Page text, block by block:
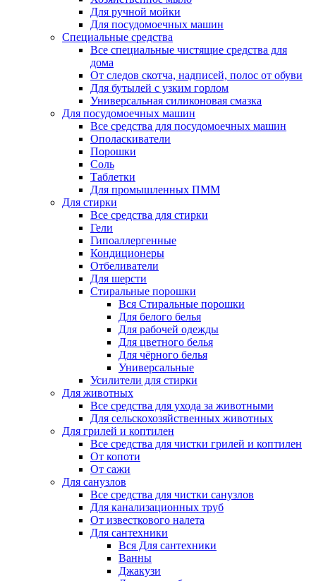
Для ручной мойки
Для посудомоечных машин
Специальные средства
Все специальные чистящие средства для
дома
От следов скотча, надписей, полос от обуви
Для бутылей с узким горлом
Универсальная силиконовая смазка
Для посудомоечных машин
Все средства для посудомоечных машин
Ополаскиватели
Порошки
Соль
Таблетки
Для промышленных ПММ
Для стирки
Все средства для стирки
Гели
Гипоаллергенные
Кондиционеры
Отбеливатели
Для шерсти
Стиральные порошки
Вся Стиральные порошки
Для белого белья
Для рабочей одежды
Для цветного белья
Для чёрного белья
Универсальные
Усилители для стирки
Для животных
Все средства для ухода за животными
Для сельскохозяйственных животных
Для грилей и коптилен
Все средства для чистки грилей и коптилен
От копоти
От сажи
Для санузлов
Все средства для чистки санузлов
Для канализационных труб
От известкового налета
Для сантехники
Вся Для сантехники
Ванны
Джакузи